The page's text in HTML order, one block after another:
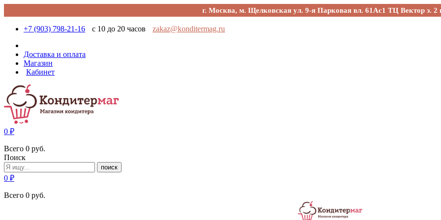
г. Москва, м. Щелковская ул. 9-я Парковая вл. 61Ас1 ТЦ Вектор э. 2
+7 (903) 798-21-16 с 10 до 20 часов zakaz@konditermag.ru
Доставка и оплата
Магазин
Кабинет
0 ₽
Всего 0 руб.
Поиск
поиск
0 ₽
Всего 0 руб.